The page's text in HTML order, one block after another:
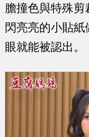
膽撞色與特殊
閃亮亮的小貼
眼就能被認出。